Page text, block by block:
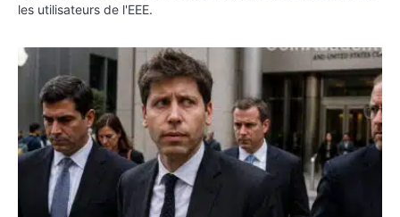
les utilisateurs de l'EEE.
OpenAI demande le rejet de la plainte d’Apple et